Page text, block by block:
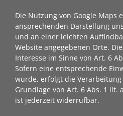
Die Nutzung von Google Maps
ansprechenden Darstellung
und an einer leichten
Website angegebenen Orte.
Interesse im Sinne von Art. 6
Sofern eine entsprechende
wurde, erfolgt die
Grundlage von Art. 6 Abs. 1 lit.
ist jederzeit widerrufbar.